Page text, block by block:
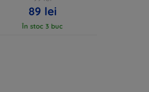
89 lei
În stoc 3 buc